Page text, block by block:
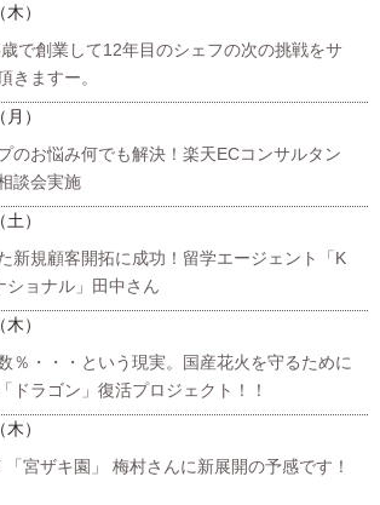
）
で創業して12年目のシェフの次の挑戦をサ
きますー。
）
のお悩み何でも解決！楽天ECコンサルタン
談会実施
）
新規顧客開拓に成功！留学エージェント「K
ショナル」田中さん
）
％・・・という現実。国産花火を守るために
ドラゴン」復活プロジェクト！！
）
「宮ザキ園」 梅村さんに新展開の予感です！